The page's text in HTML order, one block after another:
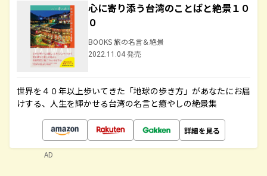
心に寄り添う台湾のことばと絶景１０
０
BOOKS 旅の名言＆絶景
2022.11.04 発売
世界を４０年以上歩いてきた「地球の歩き方」があなたにお届
けする、人生を輝かせる台湾の名言と癒やしの絶景集
詳細を見る
AD